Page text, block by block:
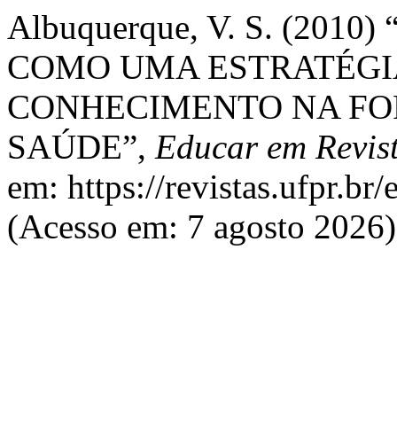
Albuquerque, V. S.
COMO UMA
CONHECIMENTO NA
SAÚDE”, Educar em
em: https://
(Acesso em: 7 agosto